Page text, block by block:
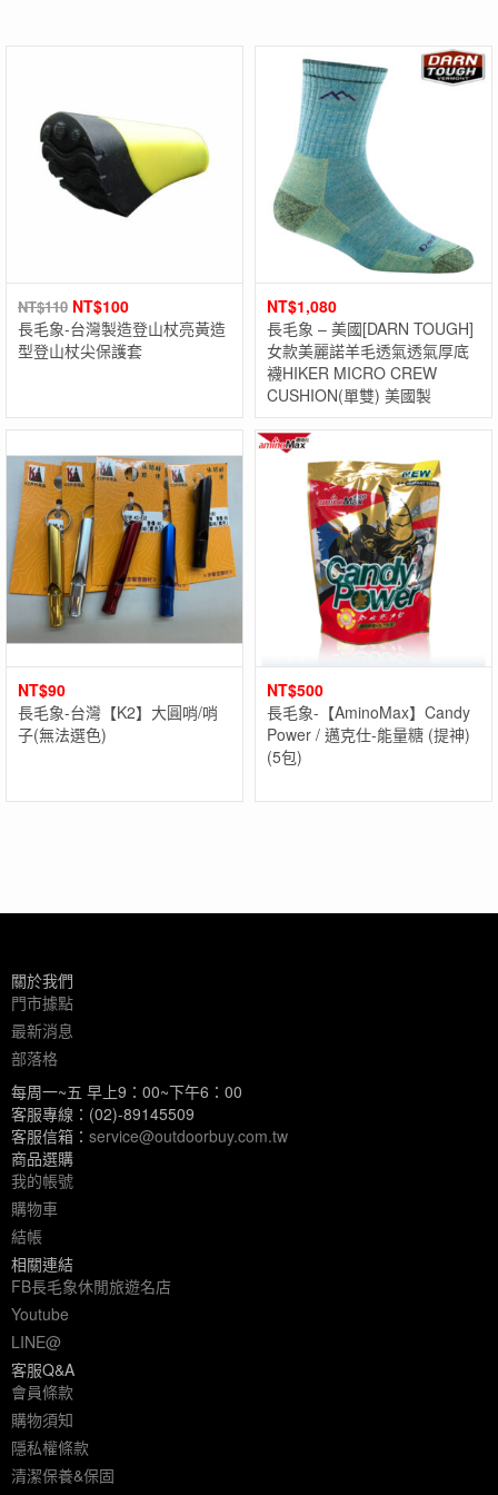
NT$110 NT$100
長毛象-台灣製造登山杖亮黃造
型登山杖尖保護套
NT$1,080
長毛象 – 美國[DARN TOUGH]
女款美麗諾羊毛透氣透氣厚底
襪HIKER MICRO CREW
CUSHION(單雙) 美國製
NT$90
長毛象-台灣【K2】大圓哨/哨
子(無法選色)
NT$500
長毛象-【AminoMax】Candy
Power / 邁克仕-能量糖 (提神)
(5包)
關於我們
門市據點
最新消息
部落格
每周一~五 早上9：00~下午6：00
客服專線：(02)-89145509
客服信箱： service@outdoorbuy.com.tw
商品選購
我的帳號
購物車
結帳
相關連結
FB長毛象休閒旅遊名店
Youtube
LINE@
客服Q&A
會員條款
購物須知
隱私權條款
清潔保養&保固